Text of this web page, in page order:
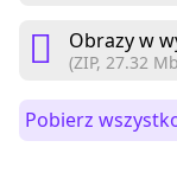
Obrazy w
(ZIP, 27.32
Pobierz